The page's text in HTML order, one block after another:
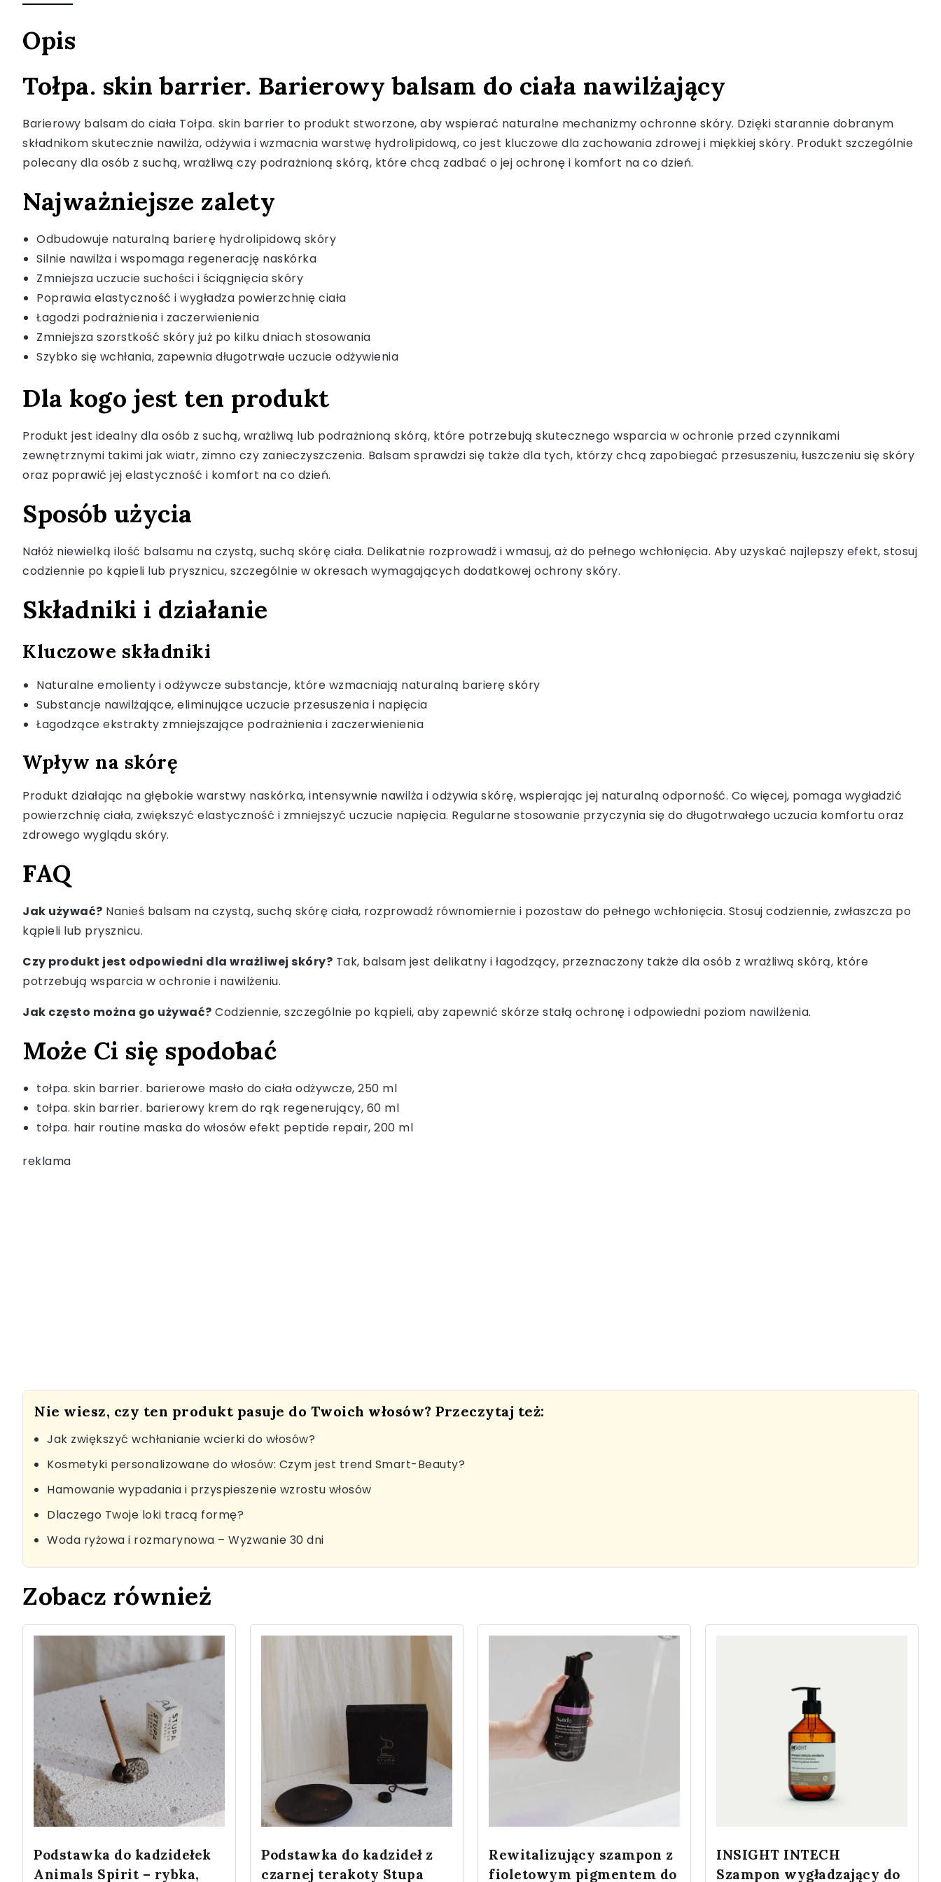
Opis
Tołpa. skin barrier. Barierowy balsam do ciała nawilżający
Barierowy balsam do ciała Tołpa. skin barrier to produkt stworzone, aby wspierać naturalne mechanizmy ochronne skóry. Dzięki starannie dobranym
składnikom skutecznie nawilża, odżywia i wzmacnia warstwę hydrolipidową, co jest kluczowe dla zachowania zdrowej i miękkiej skóry. Produkt szczególnie
polecany dla osób z suchą, wrażliwą czy podrażnioną skórą, które chcą zadbać o jej ochronę i komfort na co dzień.
Najważniejsze zalety
Odbudowuje naturalną barierę hydrolipidową skóry
Silnie nawilża i wspomaga regenerację naskórka
Zmniejsza uczucie suchości i ściągnięcia skóry
Poprawia elastyczność i wygładza powierzchnię ciała
Łagodzi podrażnienia i zaczerwienienia
Zmniejsza szorstkość skóry już po kilku dniach stosowania
Szybko się wchłania, zapewnia długotrwałe uczucie odżywienia
Dla kogo jest ten produkt
Produkt jest idealny dla osób z suchą, wrażliwą lub podrażnioną skórą, które potrzebują skutecznego wsparcia w ochronie przed czynnikami
zewnętrznymi takimi jak wiatr, zimno czy zanieczyszczenia. Balsam sprawdzi się także dla tych, którzy chcą zapobiegać przesuszeniu, łuszczeniu się skóry
oraz poprawić jej elastyczność i komfort na co dzień.
Sposób użycia
Nałóż niewielką ilość balsamu na czystą, suchą skórę ciała. Delikatnie rozprowadź i wmasuj, aż do pełnego wchłonięcia. Aby uzyskać najlepszy efekt, stosuj
codziennie po kąpieli lub prysznicu, szczególnie w okresach wymagających dodatkowej ochrony skóry.
Składniki i działanie
Kluczowe składniki
Naturalne emolienty i odżywcze substancje, które wzmacniają naturalną barierę skóry
Substancje nawilżające, eliminujące uczucie przesuszenia i napięcia
Łagodzące ekstrakty zmniejszające podrażnienia i zaczerwienienia
Wpływ na skórę
Produkt działając na głębokie warstwy naskórka, intensywnie nawilża i odżywia skórę, wspierając jej naturalną odporność. Co więcej, pomaga wygładzić
powierzchnię ciała, zwiększyć elastyczność i zmniejszyć uczucie napięcia. Regularne stosowanie przyczynia się do długotrwałego uczucia komfortu oraz
zdrowego wyglądu skóry.
FAQ
Jak używać? Nanieś balsam na czystą, suchą skórę ciała, rozprowadź równomiernie i pozostaw do pełnego wchłonięcia. Stosuj codziennie, zwłaszcza po
kąpieli lub prysznicu.
Czy produkt jest odpowiedni dla wrażliwej skóry? Tak, balsam jest delikatny i łagodzący, przeznaczony także dla osób z wrażliwą skórą, które
potrzebują wsparcia w ochronie i nawilżeniu.
Jak często można go używać? Codziennie, szczególnie po kąpieli, aby zapewnić skórze stałą ochronę i odpowiedni poziom nawilżenia.
Może Ci się spodobać
tołpa. skin barrier. barierowe masło do ciała odżywcze, 250 ml
tołpa. skin barrier. barierowy krem do rąk regenerujący, 60 ml
tołpa. hair routine maska do włosów efekt peptide repair, 200 ml​
reklama
Nie wiesz, czy ten produkt pasuje do Twoich włosów? Przeczytaj też:
Jak zwiększyć wchłanianie wcierki do włosów?
Kosmetyki personalizowane do włosów: Czym jest trend Smart-Beauty?
Hamowanie wypadania i przyspieszenie wzrostu włosów
Dlaczego Twoje loki tracą formę?
Woda ryżowa i rozmarynowa – Wyzwanie 30 dni
Zobacz również
Podstawka do kadzidełek
Animals Spirit – rybka,
Podstawka do kadzideł z
czarnej terakoty Stupa
Rewitalizujący szampon z
fioletowym pigmentem do
INSIGHT INTECH
Szampon wygładzający do